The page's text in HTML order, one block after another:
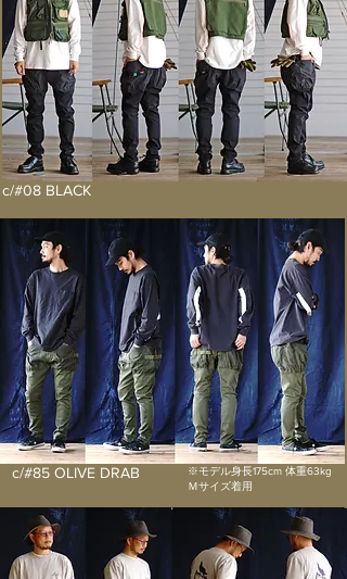
c/#08 BLACK
c/#85 OLIVE DRAB
※モデル身長175cm 体重63kg
Ｍサイズ着用​